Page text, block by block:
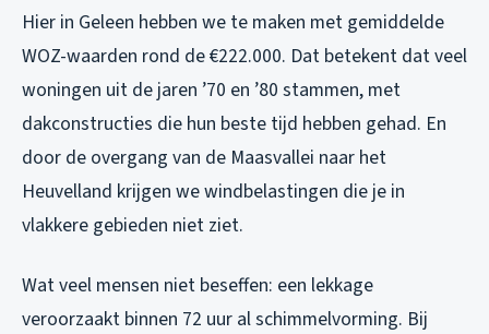
Hier in Geleen hebben we te maken met gemiddelde
WOZ-waarden rond de €222.000. Dat betekent dat veel
woningen uit de jaren ’70 en ’80 stammen, met
dakconstructies die hun beste tijd hebben gehad. En
door de overgang van de Maasvallei naar het
Heuvelland krijgen we windbelastingen die je in
vlakkere gebieden niet ziet.
Wat veel mensen niet beseffen: een lekkage
veroorzaakt binnen 72 uur al schimmelvorming. Bij